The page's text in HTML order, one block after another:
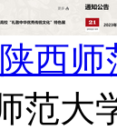
陕西师
范大